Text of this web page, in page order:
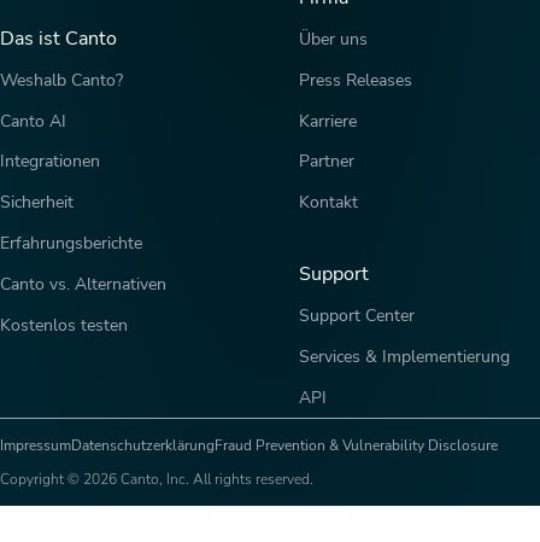
Das ist Canto
Weshalb Canto?
Canto AI
Integrationen
Sicherheit
Erfahrungsberichte
Canto vs. Alternativen
Kostenlos testen
Über uns
Press Releases
Karriere
Partner
Kontakt
Support
Support Center
Services & Implementierung
API
ImpressumDatenschutzerklärungFraud Prevention & Vulnerability Disclosure
Copyright © 2026 Canto, Inc. All rights reserved.